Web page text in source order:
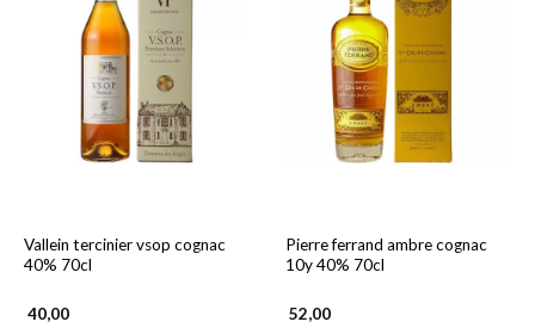
Vallein tercinier vsop cognac
40% 70cl
40,00
Pierre ferrand ambre cognac
10y 40% 70cl
52,00